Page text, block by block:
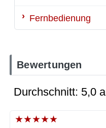
Fernbedienung
Bewertungen
Durchschnitt: 5,0
★★★★★